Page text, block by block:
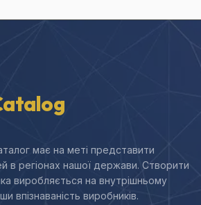
має на меті представити
в регіонах нашої держави. Створити
виробляється на внутрішньому
впізнаваність виробників.